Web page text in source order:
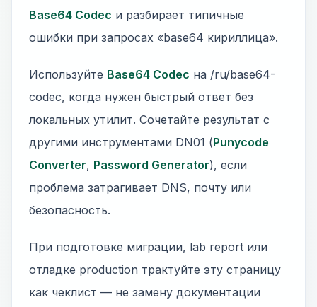
Base64 Codec и разбирает типичные
ошибки при запросах «base64 кириллица».
Используйте Base64 Codec на /ru/base64-
codec, когда нужен быстрый ответ без
локальных утилит. Сочетайте результат с
другими инструментами DN01 (Punycode
Converter, Password Generator), если
проблема затрагивает DNS, почту или
безопасность.
При подготовке миграции, lab report или
отладке production трактуйте эту страницу
как чеклист — не замену документации